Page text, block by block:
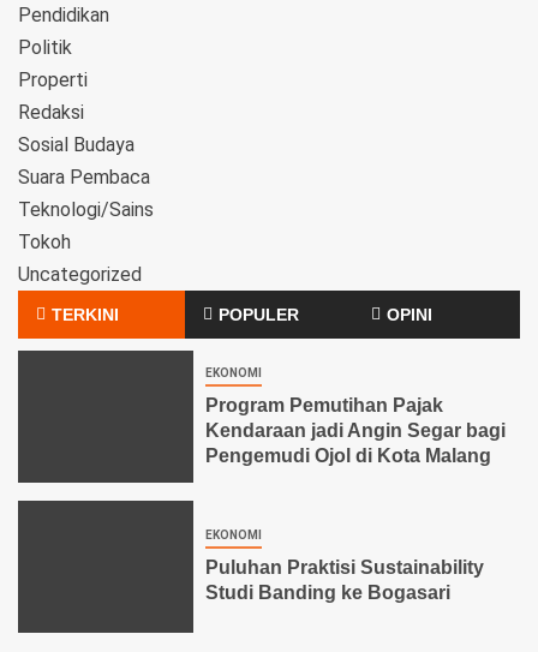
Pendidikan
Politik
Properti
Redaksi
Sosial Budaya
Suara Pembaca
Teknologi/Sains
Tokoh
Uncategorized
TERKINI POPULER OPINI
EKONOMI
Program Pemutihan Pajak
Kendaraan jadi Angin Segar bagi
Pengemudi Ojol di Kota Malang
EKONOMI
Puluhan Praktisi Sustainability
Studi Banding ke Bogasari